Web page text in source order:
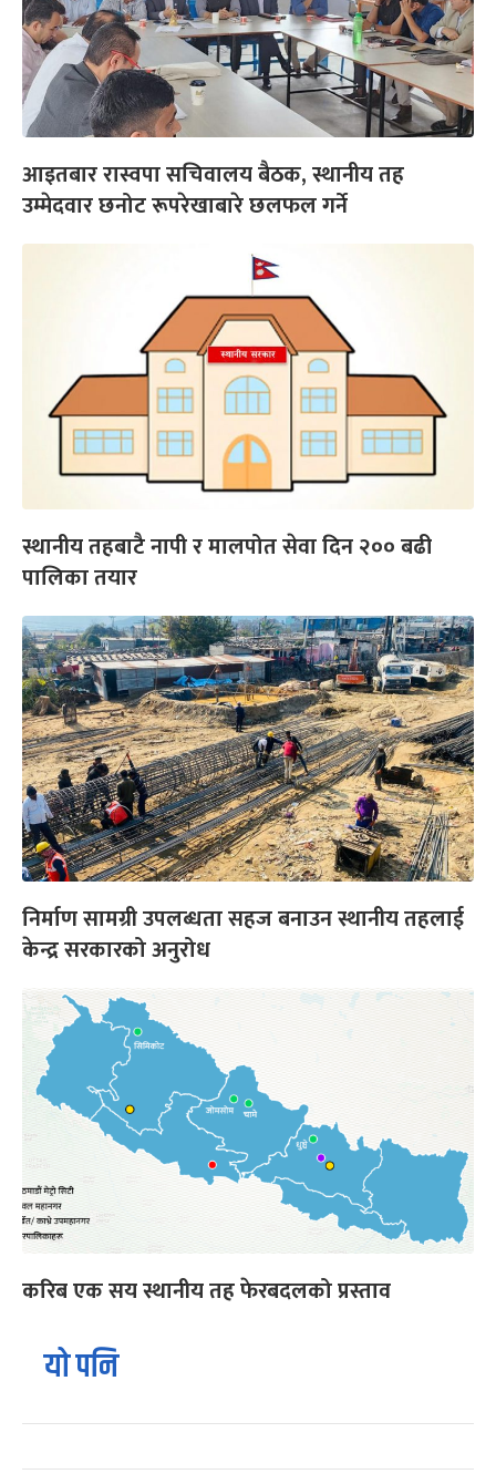
आइतबार रास्वपा सचिवालय बैठक, स्थानीय तह
उम्मेदवार छनोट रूपरेखाबारे छलफल गर्ने
स्थानीय तहबाटै नापी र मालपोत सेवा दिन २०० बढी
पालिका तयार
निर्माण सामग्री उपलब्धता सहज बनाउन स्थानीय तहलाई
केन्द्र सरकारको अनुरोध
करिब एक सय स्थानीय तह फेरबदलको प्रस्ताव
यो पनि